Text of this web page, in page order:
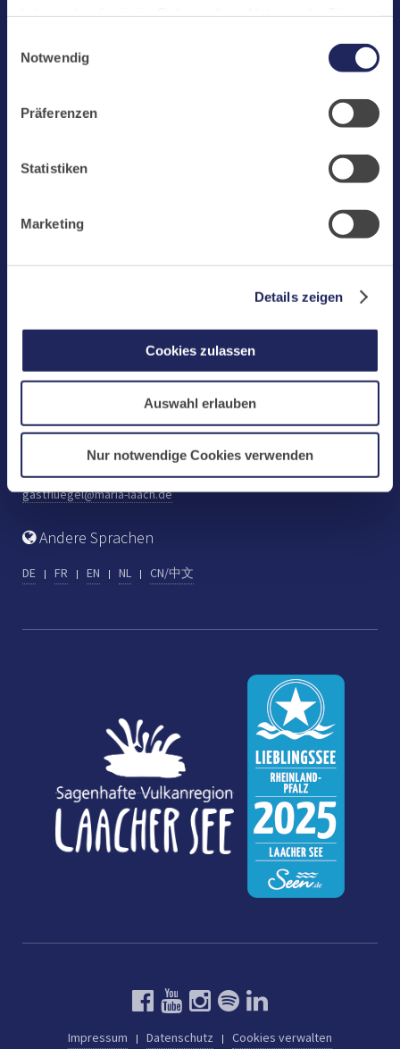
challenges.cloudflare.com: Wir verwenden das online
Buchungssystem MEWS in unserem Hotel und unserem
übermittelt. Cookies von eu5.bookingkit.de: Wir
Buchungen von Bibliotheks- und Klosterführungen. Um
Buchungen durchführen zu können akzeptieren Sie bitte
Notwendig
Präferenzen
Statistiken
Marketing
Details zeigen
Cookies zulassen
Auswahl erlauben
Nur notwendige Cookies verwenden
Laacher See
Jobs
Fax: +49 (0) 2652 59-359
www.maria-laach.de
Tel: +49 (0) 2652 59-313
Fax: +49 (0) 2652 59-282
gastfluegel@maria-laach.de
Andere Sprachen
DE FR EN NL CN/中文
Impressum Datenschutz Cookies verwalten